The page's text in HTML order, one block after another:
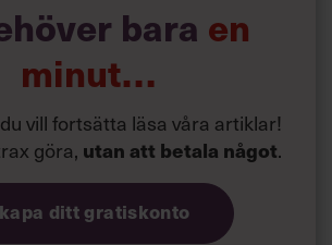
anställda är i målen och vad de lägger
på.
anställda och arbetsgrupper med låg
bättre när chefen visade hur långt
på sin väg mot målet.
strategi gentemot anställda som
var inte lika framgångsrikt. De
bättre när chefen visade hur mycket
att göra innan målet var uppnått.
bara en
minut…
vill fortsätta läsa våra artiklar!
göra, utan att betala något.
ditt gratiskonto